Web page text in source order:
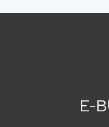
E-